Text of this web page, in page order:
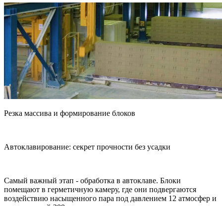
Резка массива и формирование блоков
Автоклавирование: секрет прочности без усадки
Самый важный этап - обработка в автоклаве. Блоки
помещают в герметичную камеру, где они подвергаются
воздействию насыщенного пара под давлением 12 атмосфер и